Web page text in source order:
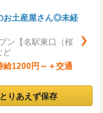
お土産屋さん◎未経
ン【名駅東口（桜
ど
1200円～＋交通
とりあえず保存